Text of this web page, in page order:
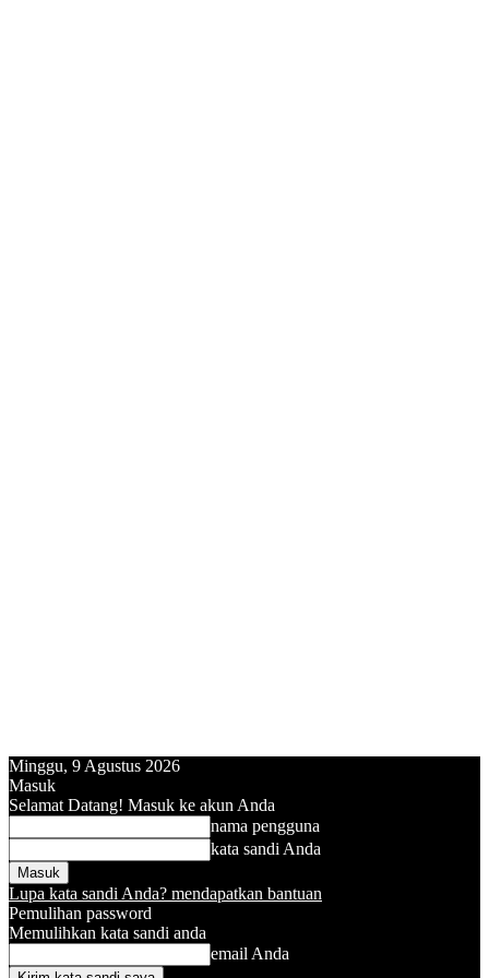
Minggu, 9 Agustus 2026
Masuk
Selamat Datang! Masuk ke akun Anda
nama pengguna
kata sandi Anda
Lupa kata sandi Anda? mendapatkan bantuan
Pemulihan password
Memulihkan kata sandi anda
email Anda